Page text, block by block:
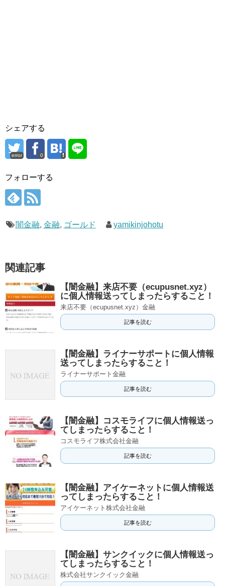
シェアする
error 0
フォローする
闇金融, 金融, ゴールド yamikinjohotu
関連記事
【闇金融】来店不要（ecupusnet.xyz）
に個人情報送ってしまったらすること！
来店不要（ecupusnet.xyz）金融
記事を読む
【闇金融】ライナーサポートに個人情報
送ってしまったらすること！
ライナーサポート金融
記事を読む
【闇金融】コスモライフに個人情報送っ
てしまったらすること！
コスモライフ株式会社金融
記事を読む
【闇金融】アイケーネットに個人情報送
ってしまったらすること！
アイケーネット株式会社金融
記事を読む
【闇金融】サンクイックに個人情報送っ
てしまったらすること！
株式会社サンクイック金融